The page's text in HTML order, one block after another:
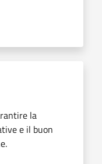
la
e il buon